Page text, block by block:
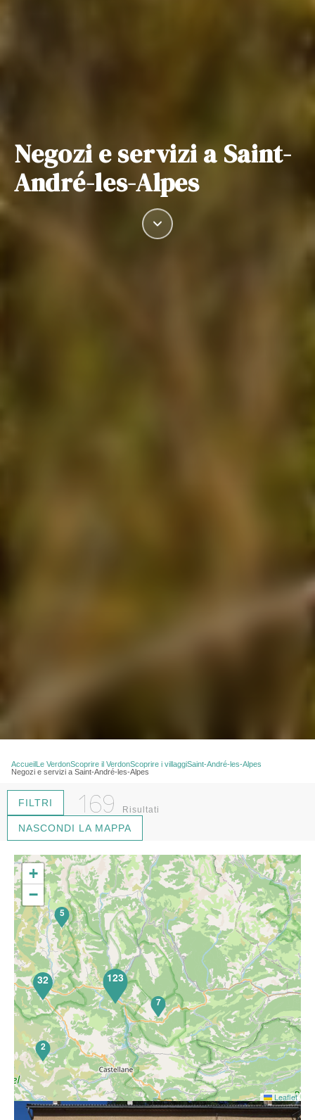
Negozi e servizi a Saint-
André-les-Alpes
AccueilLe VerdonScoprire il VerdonScoprire i villaggiSaint-André-les-Alpes
Negozi e servizi a Saint-André-les-Alpes
FILTRI 169 Risultati
NASCONDI LA MAPPA
2
5
7
32 123
+
−
Leaflet